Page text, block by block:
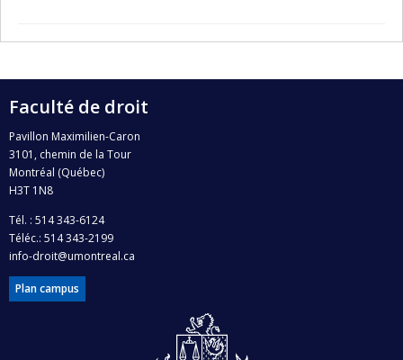
Faculté de droit
Pavillon Maximilien-Caron
3101, chemin de la Tour
Montréal (Québec)
H3T 1N8
Tél. : 514 343-6124
Téléc.: 514 343-2199
info-droit@umontreal.ca
Plan campus